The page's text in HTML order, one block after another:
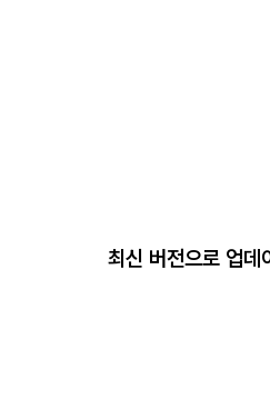
최신 버전으로 업